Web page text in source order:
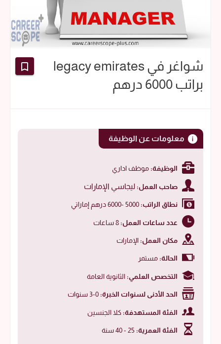
شواغر في legacy emirates
براتب 6000 درهم
معلومات عن الوظيفة
الوظيفة: موظف اداري
صاحب العمل: ليجاسي الإمارات
نطاق الراتب:
عدد ساعات العمل:
مكان العمل: الإمارات
الحالة: مستمر
التخصص العلمي: الثانوية العامة
الحد الأدنى لسنوات الخبرة:
الفئة المستهدفة: كلا الجنسين
الفئة العمرية: